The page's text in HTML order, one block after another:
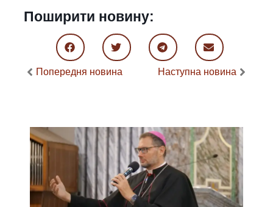
Поширити новину:
Попередня новина Наступна новина